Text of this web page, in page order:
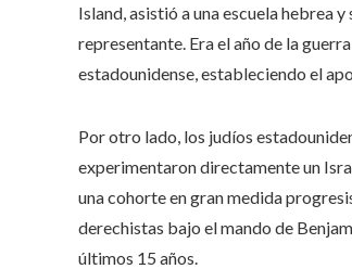
Island, asistió a una escuela hebrea
representante. Erael año de la
estadounidense, estableciendo el
Por otro lado, los judíos
experimentaron directamente un
una cohorte en gran medida
derechistas bajo el mando de
últimos 15 años.